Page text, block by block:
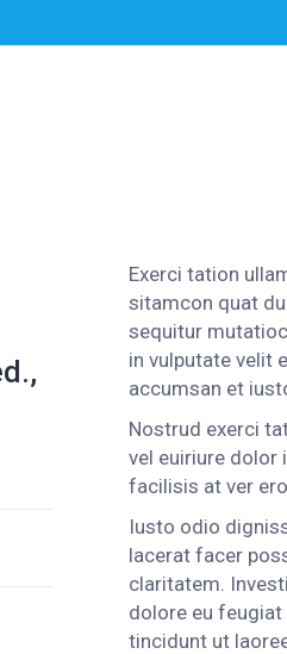
Exerci tation
sitamcon quat
sequitur
in vulputate velit
accumsan et
Nostrud exerci
vel euiriure dolor
facilisis at ver
Iusto odio
lacerat facer
claritatem.
dolore eu
tincidunt ut